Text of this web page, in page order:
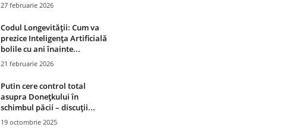
27 februarie 2026
Codul Longevității: Cum va
prezice Inteligența Artificială
bolile cu ani înainte...
21 februarie 2026
Putin cere control total
asupra Donețkului în
schimbul păcii – discuții...
19 octombrie 2025